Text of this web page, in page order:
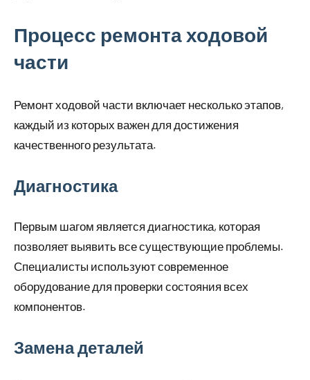
Процесс ремонта ходовой
части
Ремонт ходовой части включает несколько этапов,
каждый из которых важен для достижения
качественного результата.
Диагностика
Первым шагом является диагностика, которая
позволяет выявить все существующие проблемы.
Специалисты используют современное
оборудование для проверки состояния всех
компонентов.
Замена деталей